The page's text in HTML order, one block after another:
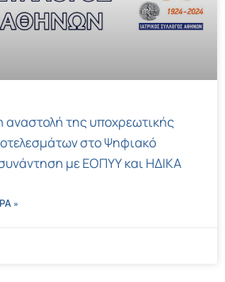
αναστολή της υποχρεωτικής
στο Ψηφιακό
με ΕΟΠΥΥ και ΗΔΙΚΑ
»